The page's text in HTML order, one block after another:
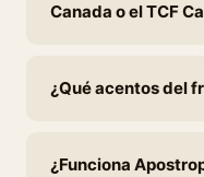
Canada o el TCF
¿Qué acentos del
¿Funciona